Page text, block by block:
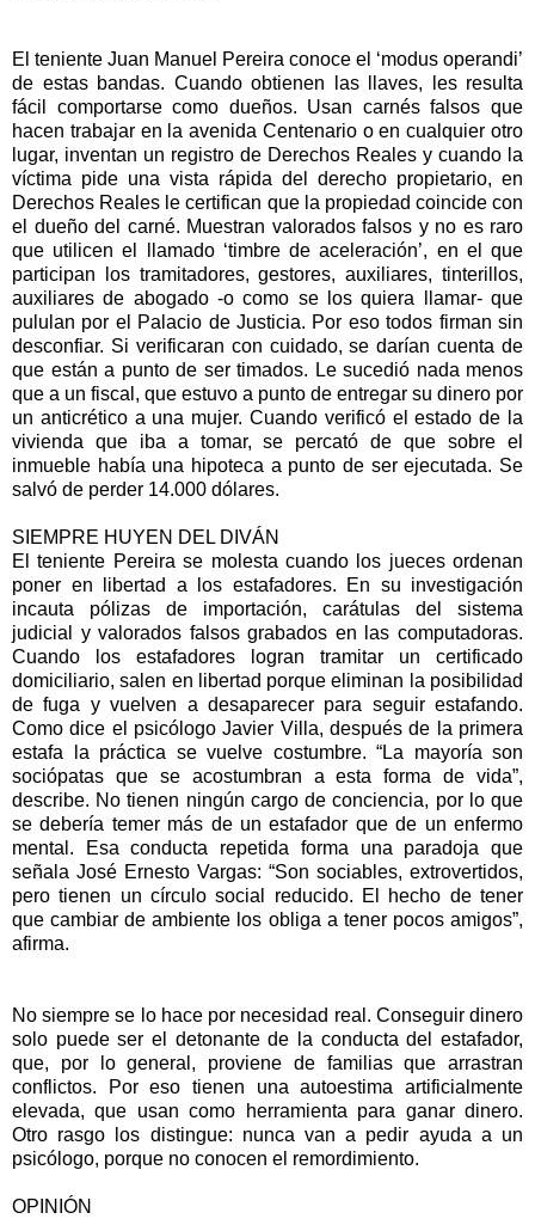
El teniente Juan Manuel Pereira conoce el ‘modus operandi’
de estas bandas. Cuando obtienen las llaves, les resulta
fácil comportarse como dueños. Usan carnés falsos que
hacen trabajar en la avenida Centenario o en cualquier otro
lugar, inventan un registro de Derechos Reales y cuando la
víctima pide una vista rápida del derecho propietario, en
Derechos Reales le certifican que la propiedad coincide con
el dueño del carné. Muestran valorados falsos y no es raro
que utilicen el llamado ‘timbre de aceleración’, en el que
participan los tramitadores, gestores, auxiliares, tinterillos,
auxiliares de abogado -o como se los quiera llamar- que
pululan por el Palacio de Justicia. Por eso todos firman sin
desconfiar. Si verificaran con cuidado, se darían cuenta de
que están a punto de ser timados. Le sucedió nada menos
que a un fiscal, que estuvo a punto de entregar su dinero por
un anticrético a una mujer. Cuando verificó el estado de la
vivienda que iba a tomar, se percató de que sobre el
inmueble había una hipoteca a punto de ser ejecutada. Se
salvó de perder 14.000 dólares.
SIEMPRE HUYEN DEL DIVÁN
El teniente Pereira se molesta cuando los jueces ordenan
poner en libertad a los estafadores. En su investigación
incauta pólizas de importación, carátulas del sistema
judicial y valorados falsos grabados en las computadoras.
Cuando los estafadores logran tramitar un certificado
domiciliario, salen en libertad porque eliminan la posibilidad
de fuga y vuelven a desaparecer para seguir estafando.
Como dice el psicólogo Javier Villa, después de la primera
estafa la práctica se vuelve costumbre. “La mayoría son
sociópatas que se acostumbran a esta forma de vida”,
describe. No tienen ningún cargo de conciencia, por lo que
se debería temer más de un estafador que de un enfermo
mental. Esa conducta repetida forma una paradoja que
señala José Ernesto Vargas: “Son sociables, extrovertidos,
pero tienen un círculo social reducido. El hecho de tener
que cambiar de ambiente los obliga a tener pocos amigos”,
afirma.
No siempre se lo hace por necesidad real. Conseguir dinero
solo puede ser el detonante de la conducta del estafador,
que, por lo general, proviene de familias que arrastran
conflictos. Por eso tienen una autoestima artificialmente
elevada, que usan como herramienta para ganar dinero.
Otro rasgo los distingue: nunca van a pedir ayuda a un
psicólogo, porque no conocen el remordimiento.
OPINIÓN